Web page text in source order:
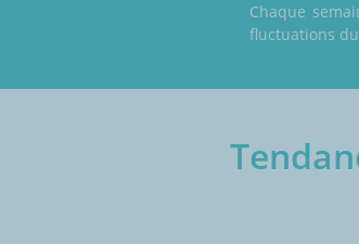
Chaque
fluctuations